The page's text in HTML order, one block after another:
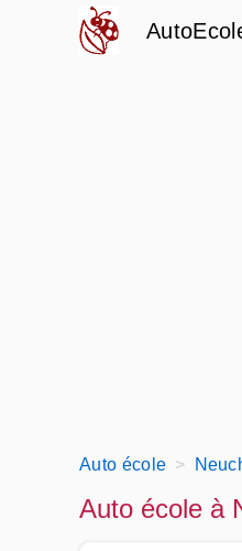
Auto école
Auto école à